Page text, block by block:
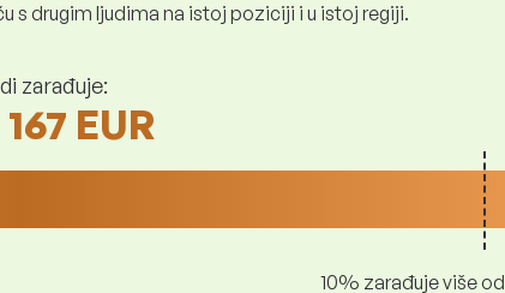
s drugim ljudima na istoj poziciji i u istoj regiji.
zarađuje:
EUR
10% zarađuje više od